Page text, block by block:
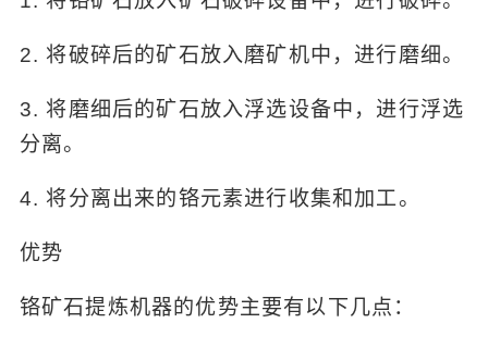
2. 将破碎后的矿石放入磨矿机中，进行磨细。
3. 将磨细后的矿石放入浮选设备中，进行浮选
分离。
4. 将分离出来的铬元素进行收集和加工。
优势
铬矿石提炼机器的优势主要有以下几点：